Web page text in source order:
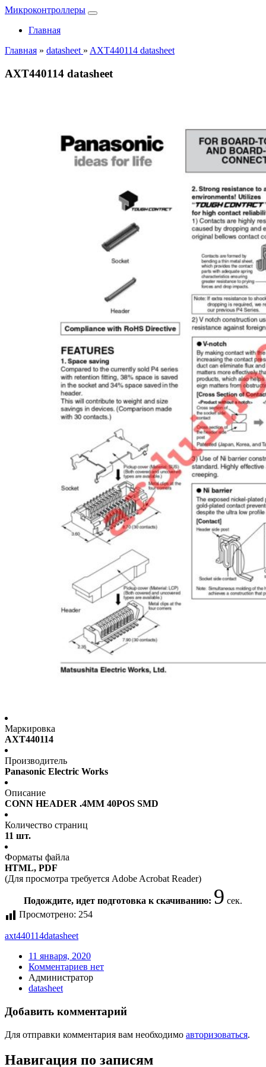
Микроконтроллеры
Главная
Главная » datasheet » AXT440114 datasheet
AXT440114 datasheet
Маркировка
AXT440114
Производитель
Panasonic Electric Works
Описание
CONN HEADER .4MM 40POS SMD
Количество страниц
11 шт.
Форматы файла
HTML, PDF
(Для просмотра требуется Adobe Acrobat Reader)
Подождите, идет подготовка к скачиванию: 8 сек.
Просмотрено: 254
axt440114datasheet
11 января, 2020
Комментариев нет
Администратор
datasheet
Добавить комментарий
Для отправки комментария вам необходимо авторизоваться.
Навигация по записям